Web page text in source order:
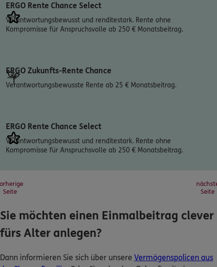
ERGO Rente Chance Select
Verantwortungsbewusst und renditestark. Rente ohne
Kompromisse für Anspruchsvolle ab 250 € Monatsbeitrag.
ERGO Zukunfts-Rente Chance
Verantwortungsbewusste Rente ab 25 € Monatsbeitrag.
ERGO Rente Chance Select
Verantwortungsbewusst und renditestark. Rente ohne
Kompromisse für Anspruchsvolle ab 250 € Monatsbeitrag.
Seite
Seite
Sie möchten einen Einmalbeitrag clever
fürs Alter anlegen?
Dann informieren Sie sich über unsere Vermögenspolicen aus